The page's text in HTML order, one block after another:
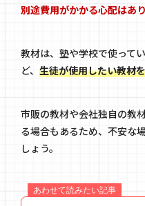
別途費用がかかる心配はあ
教材は、塾や学校で使って
ど、 生徒が使用したい教材
市販の教材や会社独自の教
る場合もあるため、不安な
しょう。